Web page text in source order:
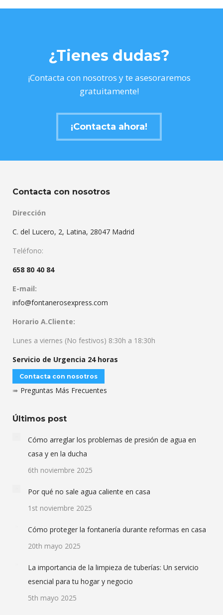
¿Tienes dudas?
¡Contacta con nosotros y te asesoraremos
gratuitamente!
¡Contacta ahora!
Contacta con nosotros
Dirección
C. del Lucero, 2, Latina, 28047 Madrid
Teléfono:
658 80 40 84
E-mail:
info@fontanerosexpress.com
Horario A.Cliente:
Lunes a viernes (No festivos) 8:30h a 18:30h
Servicio de Urgencia 24 horas
Contacta con nosotros
➠ Preguntas Más Frecuentes
Últimos post
Cómo arreglar los problemas de presión de agua en
casa y en la ducha
6th noviembre 2025
Por qué no sale agua caliente en casa
1st noviembre 2025
Cómo proteger la fontanería durante reformas en casa
20th mayo 2025
La importancia de la limpieza de tuberías: Un servicio
esencial para tu hogar y negocio
5th mayo 2025